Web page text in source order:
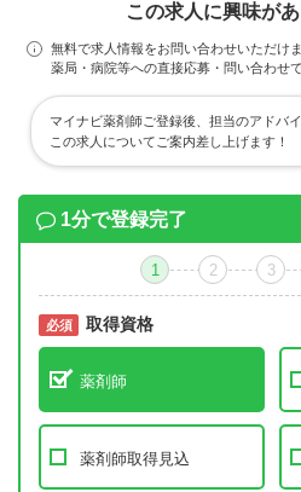
この求人に興味が
無料で求人情報をお問い合わせいただけま
薬局・病院等への直接応募・問い合わせ
マイナビ薬剤師ご登録後、担当のアドバ
この求人についてご案内差し上げます！
1分で登録完了
1 2 3
必須 取得資格
薬剤師
薬剤師取得見込